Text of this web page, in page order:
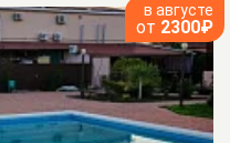
в августе
от 2300₽